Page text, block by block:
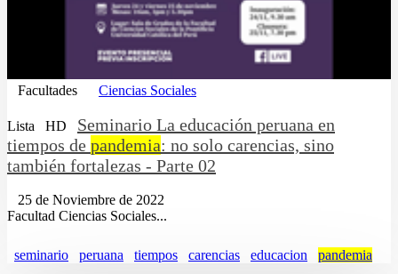
Facultades Ciencias Sociales
Lista HD
Seminario La educación peruana en
tiempos de pandemia: no solo carencias, sino
también fortalezas - Parte 02
25 de Noviembre de 2022
Facultad Ciencias Sociales...
seminario peruana tiempos carencias educacion pandemia